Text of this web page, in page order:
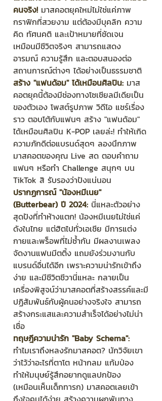
คนจริง! มาสคอตยุคใหม่ไม่ใช่แค่ภาพ
กราฟิกที่สวยงาม แต่ต้องมีบุคลิก ความ
คิด ทัศนคติ และเป้าหมายที่ชัดเจน
เหมือนมีชีวิตจริงๆ สามารถแสดง
อารมณ์ ความรู้สึก และตอบสนองต่อ
สถานการณ์ต่างๆ ได้อย่างเป็นธรรมชาติ
สร้าง "แฟนด้อม" ได้เหมือนศิลปิน: มาส
คอตยุคนี้ต้องมีช่องทางโซเชียลมีเดียเป็น
ของตัวเอง โพสต์รูปภาพ วิดีโอ แชร์เรื่อง
ราว ตอบโต้กับแฟนๆ สร้าง "แฟนด้อม"
ได้เหมือนศิลปิน K-POP เลยล่ะ! ทำให้เกิด
ความภักดีต่อแบรนด์สุดๆ ลองนึกภาพ
มาสคอตของคุณ Live สด ตอบคำถาม
แฟนๆ หรือทำ Challenge สนุกๆ บน
TikTok สิ รับรองว่าปังแน่นอน
ปรากฏการณ์ "น้องหมีเนย"
(Butterbear) ปี 2024: นี่แหละตัวอย่าง
สุดปังที่ทำห้างแตก! น้องหมีเนยไม่ใช่แค่
ดังในไทย แต่ฮิตไปทั่วเอเชีย มีการแต่ง
กายและพร็อพที่ไม่ซ้ำกัน มีผลงานเพลง
จัดงานแฟนมีตติ้ง แถมยังร่วมงานกับ
แบรนด์อื่นได้อีก เพราะความน่ารักเข้าถึง
ง่าย และมีชีวิตชีวานี่แหละ กลายเป็น
เครื่องพิสูจน์ว่ามาสคอตที่สร้างสรรค์และมี
ปฏิสัมพันธ์กับผู้คนอย่างจริงใจ สามารถ
สร้างกระแสและความสำเร็จได้อย่างไม่น่า
เชื่อ
ทฤษฎีความน่ารัก "Baby Schema":
ทำไมเราถึงหลงรักมาสคอต? นักวิจัยเขา
ว่าไว้ว่าอะไรที่ตาโต หน้ากลม แก้มป่อง
ทำให้มนุษย์รู้สึกอยากดูแลปกป้อง
(เหมือนเห็นเด็กทารก) มาสคอตเลยเข้า